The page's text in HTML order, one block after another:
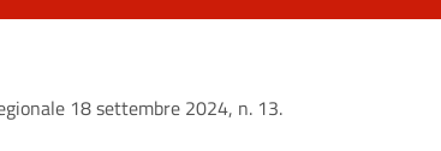
18 settembre 2024, n. 13.